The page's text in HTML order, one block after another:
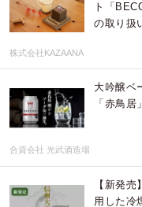
ト「
の取り扱
株式会社KAZAANA
大吟醸ベ
「赤鳥
合資会社 光武酒造場
【新発
用した冷